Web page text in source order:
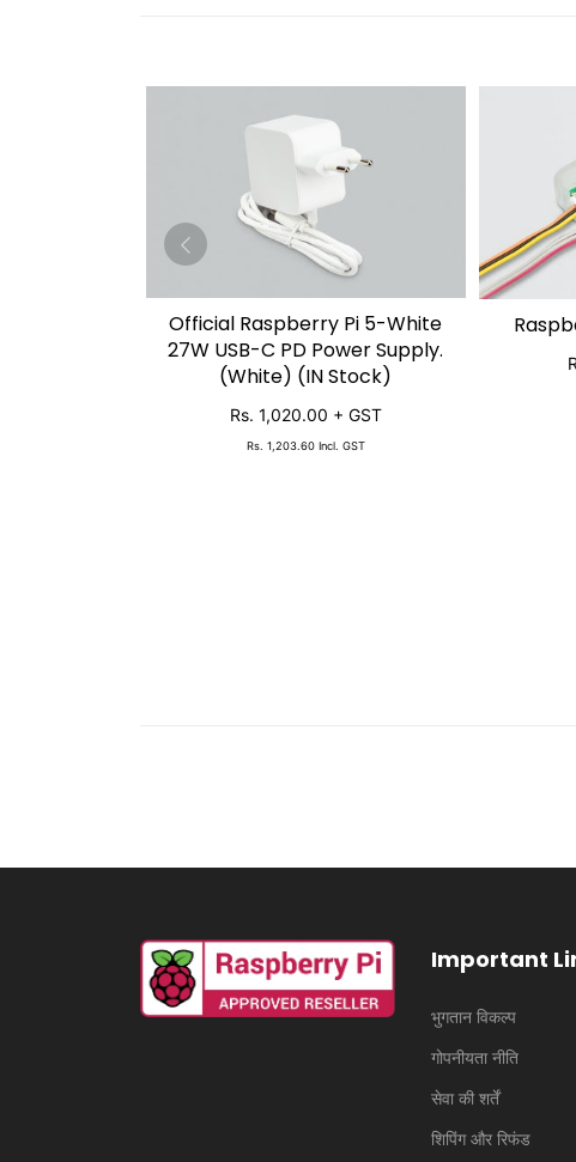
SOLD OUT
Official Raspberry Pi 5-White
27W USB-C PD Power Supply.
(White) (IN Stock)
Rs. 1,020.00 + GST
Rs. 1,203.60 Incl. GST
Important
भुगतान विकल्प
गोपनीयता नीति
सेवा की शर्तें
शिपिंग और रिफंड